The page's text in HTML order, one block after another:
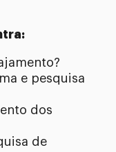
e pesquisa
dos
de